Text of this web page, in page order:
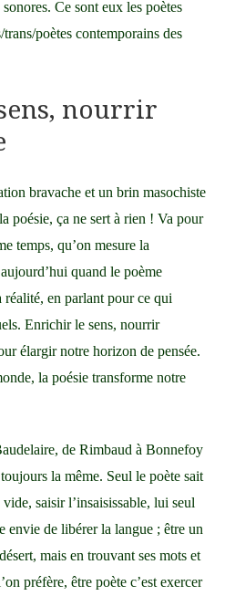
Ce sont eux les poètes
poètes contemporains des
nourrir
bravache et un brin masochiste
poésie, ça ne sert à rien ! Va pour
temps, qu’on mesure la
quand le poème
réalité, en parlant pour ce qui
Enrichir le sens, nourrir
élargir notre horizon de pensée.
la poésie transforme notre
de Rimbaud à Bonnefoy
la même. Seul le poète sait
saisir l’insaisissable, lui seul
envie de libérer la langue ; être un
mais en trouvant ses mots et
préfère, être poète c’est exercer